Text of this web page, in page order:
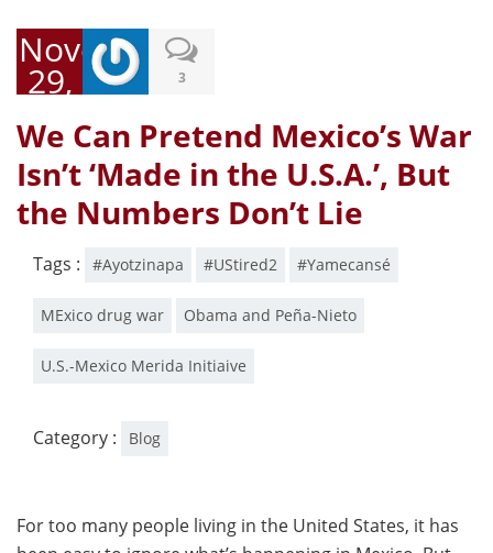
November
29, 3
We Can Pretend Mexico’s War
Isn’t ‘Made in the U.S.A.’, But
the Numbers Don’t Lie
Tags : #Ayotzinapa #UStired2 #Yamecansé
MExico drug war Obama and Peña-Nieto
U.S.-Mexico Merida Initiaive
Category : Blog
For too many people living in the United States, it has